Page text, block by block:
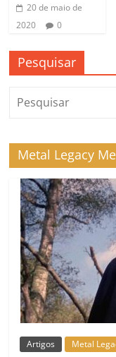
20 de maio de
2020
0
Pesquisar
Metal Legacy
Artigos Metal